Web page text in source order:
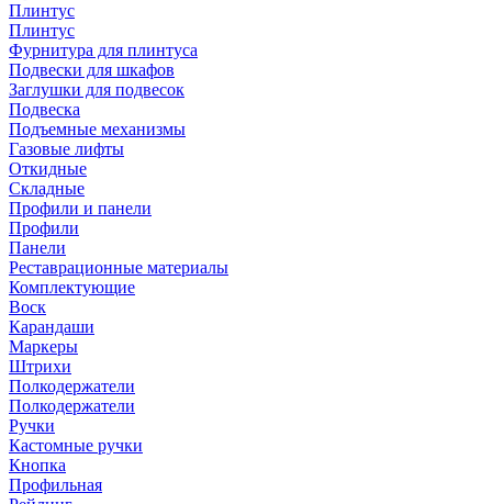
Плинтус
Плинтус
Фурнитура для плинтуса
Подвески для шкафов
Заглушки для подвесок
Подвеска
Подъемные механизмы
Газовые лифты
Откидные
Складные
Профили и панели
Профили
Панели
Реставрационные материалы
Комплектующие
Воск
Карандаши
Маркеры
Штрихи
Полкодержатели
Полкодержатели
Ручки
Кастомные ручки
Кнопка
Профильная